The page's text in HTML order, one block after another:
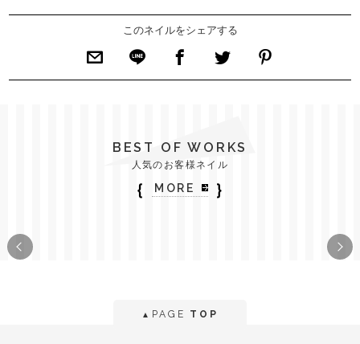
このネイルをシェアする
BEST OF WORKS
人気のお客様ネイル
｛ MORE ｝
▲ PAGE TOP